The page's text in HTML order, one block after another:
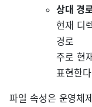
상대 경
현재 디
경로
주로 현
표현한다
파일 속성은 운영체